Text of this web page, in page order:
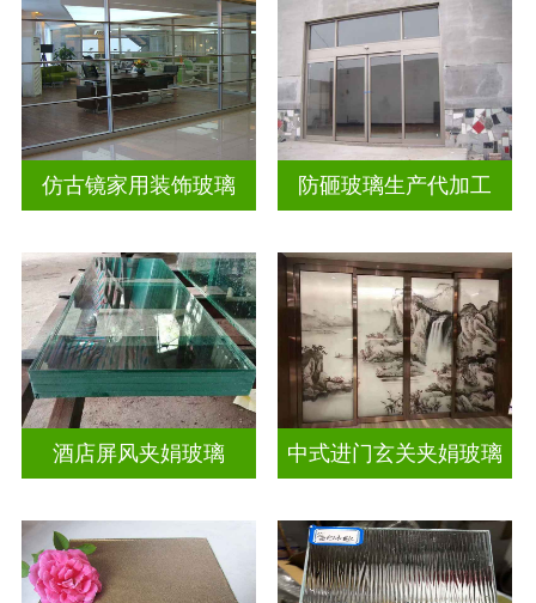
仿古镜家用装饰玻璃 防砸玻璃生产代加工
酒店屏风夹娟玻璃 中式进门玄关夹娟玻璃